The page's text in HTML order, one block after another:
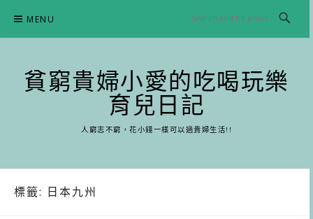
content
MENU
貧窮貴婦小愛的吃喝玩樂
育兒日記
人窮志不窮，花小錢一樣可以過貴婦生活!!
標籤: 日本九州